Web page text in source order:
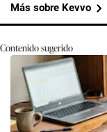
Más sobre Kevvo
Contenido sugerido